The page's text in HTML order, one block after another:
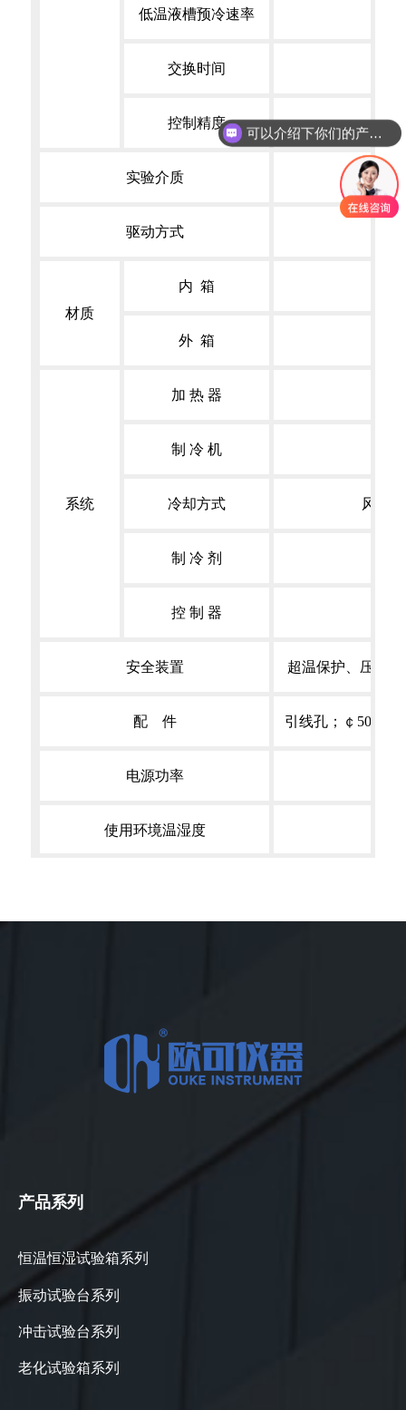
低温液槽预冷速率
交换时间
控制精度
实验介质
驱动方式
材质
内 箱
外 箱
系统
加 热 器
制 冷 机
冷却方式 风冷
制 冷 剂
控 制 器
安全装置 超温保护、压缩
配 件 引线孔；￠50mm
电源功率
使用环境温湿度
产品系列
恒温恒湿试验箱系列
振动试验台系列
冲击试验台系列
老化试验箱系列
可以介绍下你们的产品么？